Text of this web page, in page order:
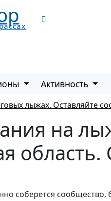
Активность
лыжах. Оставляйте
на
область.
соберется сообщество,